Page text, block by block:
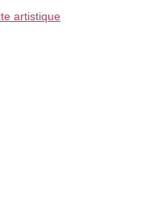
artistique
LinkedIn